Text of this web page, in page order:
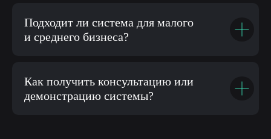
Подходит ли система для малого
и среднего бизнеса?
Как получить консультацию или
демонстрацию системы?